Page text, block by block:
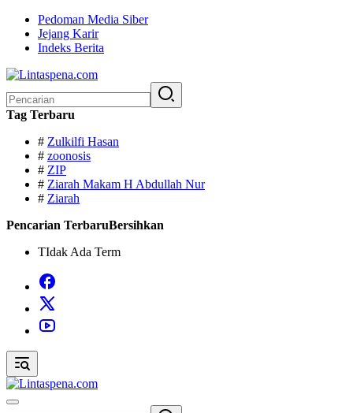
Langsung
konten
Pedoman Media Siber
Jejang Karir
Indeks Berita
untuk:
Tag Terbaru
# Zulkilfi Hasan
# zoonosis
# ZIP
# Ziarah Makam H Abdullah Nur
# Ziarah
Pencarian TerbaruBersihkan
TIdak Ada Term